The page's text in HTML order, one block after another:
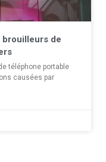
brouilleurs de
téléphone portable
causées par